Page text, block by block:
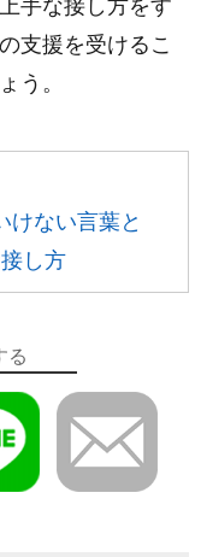
手な接し方をす
支援を受けるこ
う。
けない言葉と
し方
る